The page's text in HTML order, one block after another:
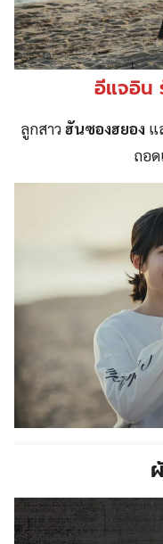
อีแจอิน
ลูกสาวฮันซองฮยองแ
ถอ